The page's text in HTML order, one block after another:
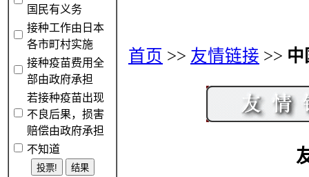
国民有义务
接种工作由日本
各市町村实施
接种疫苗费用全
部由政府承担
若接种疫苗出现
不良后果，损害
赔偿由政府承担
不知道
首页 >> 友情链接 >> 中